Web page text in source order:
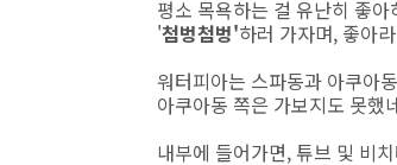
평소 목욕하는 걸 유난히 좋
'첨벙첨벙'하러 가자며, 좋아
워터피아는 스파동과 아쿠아
아쿠아동 쪽은 가보지도 못했
내부에 들어가면, 튜브 및 비